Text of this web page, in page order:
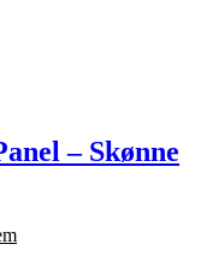
– Skønne